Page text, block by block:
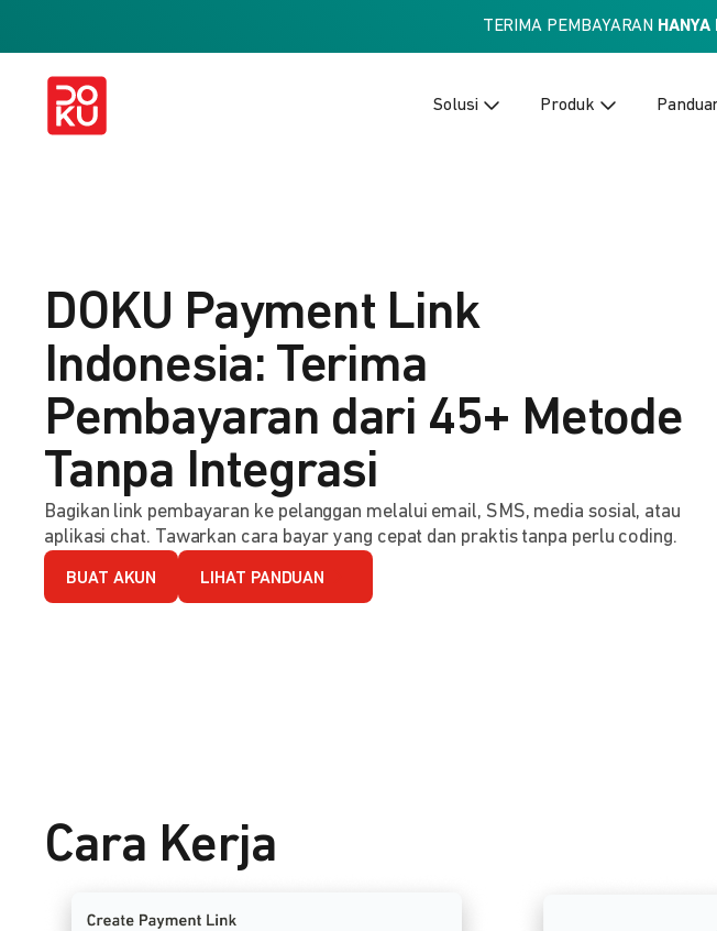
TERIMA PEMBAYARAN
Solusi Produk
DOKU Payment Link
Indonesia: Terima
Pembayaran dari 45+ Metode
Tanpa Integrasi
Bagikan link pembayaran ke pelanggan melalui email, SMS, media sosial, atau
aplikasi chat. Tawarkan cara bayar yang cepat dan praktis tanpa perlu coding.
BUAT AKUN LIHAT PANDUAN
Cara Kerja